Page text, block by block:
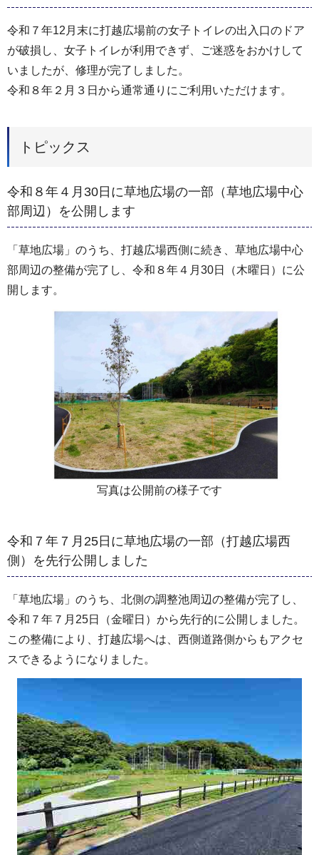
令和７年12月末に打越広場前の女子トイレの出入口のドア
が破損し、女子トイレが利用できず、ご迷惑をおかけして
いましたが、修理が完了しました。
令和８年２月３日から通常通りにご利用いただけます。
トピックス
令和８年４月30日に草地広場の一部（草地広場中心
部周辺）を公開します
「草地広場」のうち、打越広場西側に続き、草地広場中心
部周辺の整備が完了し、令和８年４月30日（木曜日）に公
開します。
写真は公開前の様子です
令和７年７月25日に草地広場の一部（打越広場西
側）を先行公開しました
「草地広場」のうち、北側の調整池周辺の整備が完了し、
令和７年７月25日（金曜日）から先行的に公開しました。
この整備により、打越広場へは、西側道路側からもアクセ
スできるようになりました。